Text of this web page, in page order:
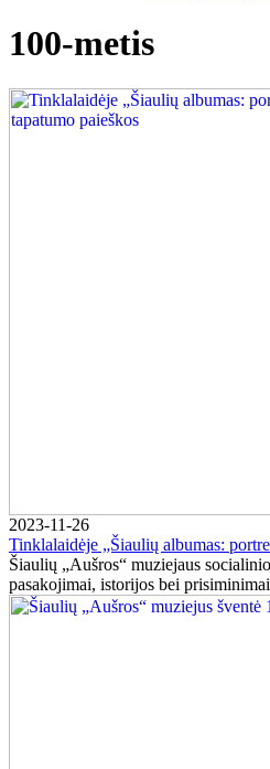
100-metis
2023-11-26
Tinklalaidėje „Šiaulių albumas:
Šiaulių „Aušros“ muziejaus
pasakojimai, istorijos bei